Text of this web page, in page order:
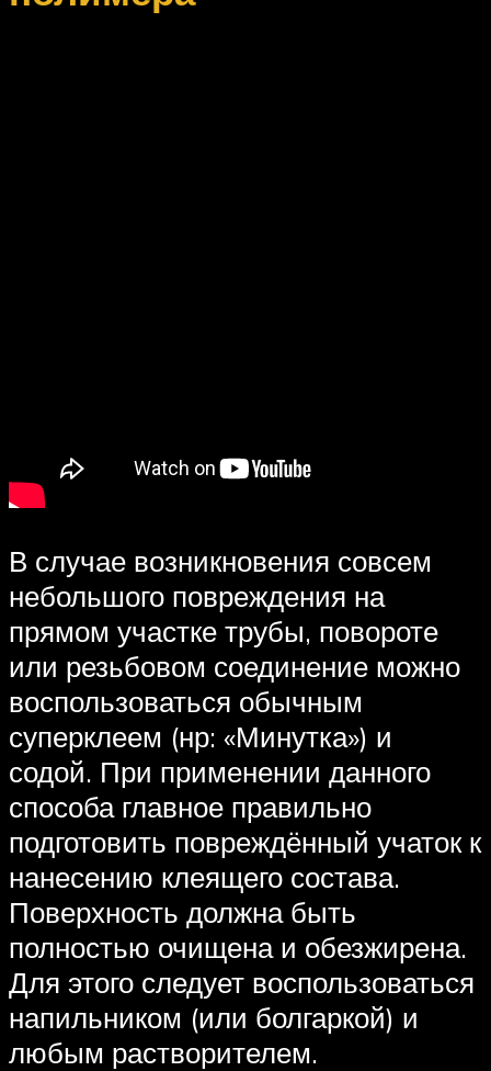
В случае возникновения совсем
небольшого повреждения на
прямом участке трубы, повороте
или резьбовом соединение можно
воспользоваться обычным
суперклеем (нр: «Минутка») и
содой. При применении данного
способа главное правильно
подготовить повреждённый учаток к
нанесению клеящего состава.
Поверхность должна быть
полностью очищена и обезжирена.
Для этого следует воспользоваться
напильником (или болгаркой) и
любым растворителем.